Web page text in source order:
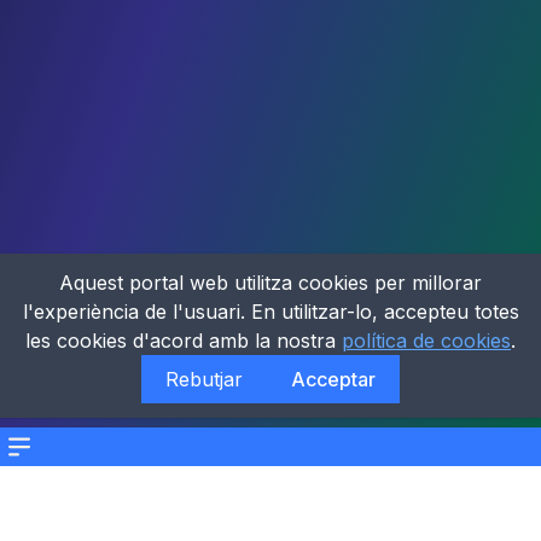
Menu
Aquest portal web utilitza cookies per millorar
l'experiència de l'usuari. En utilitzar-lo, accepteu totes
les cookies d'acord amb la nostra política de cookies.
Rebutjar
Acceptar